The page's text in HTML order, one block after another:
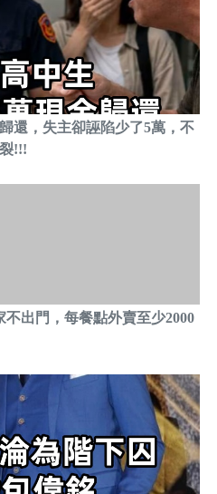
還，失主卻誣陷少了5萬，不
!!!
出門，每餐點外賣至少2000